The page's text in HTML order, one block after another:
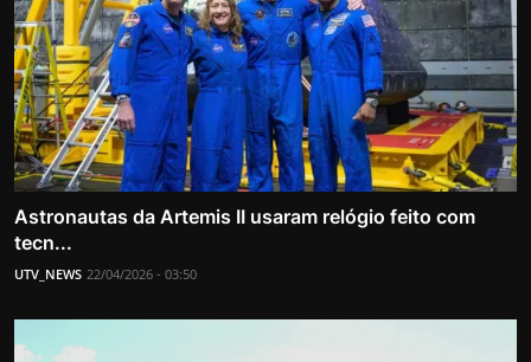
Astronautas da Artemis II usaram relógio feito com
tecn...
UTV_NEWS 22/04/2026 - 03:50